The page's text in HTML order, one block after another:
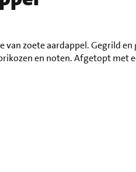
van zoete aardappel. Gegrild
en noten. Afgetopt met